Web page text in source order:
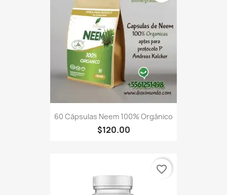
60 Cápsulas Neem 100% Orgánico
$120.00
favorite_border